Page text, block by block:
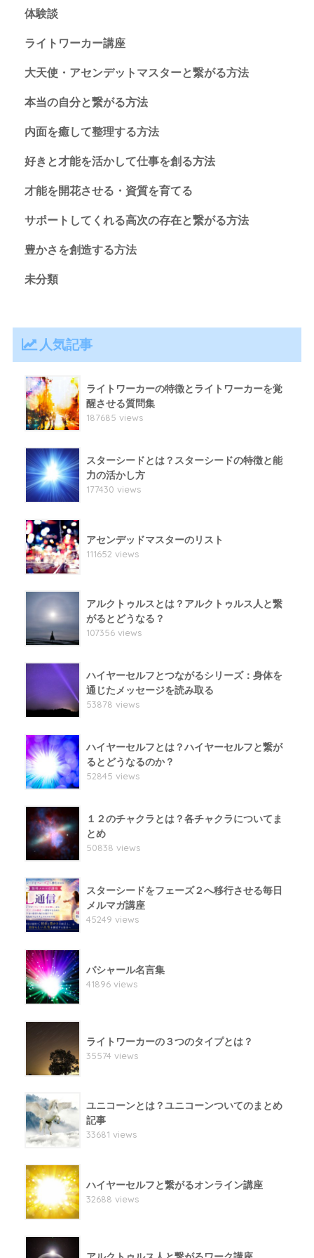
体験談
ライトワーカー講座
大天使・アセンデットマスターと繋がる方法
本当の自分と繋がる方法
内面を癒して整理する方法
好きと才能を活かして仕事を創る方法
才能を開花させる・資質を育てる
サポートしてくれる高次の存在と繋がる方法
豊かさを創造する方法
未分類
人気記事
ライトワーカーの特徴とライトワーカーを覚
醒させる質問集
187685 views
スターシードとは？スターシードの特徴と能
力の活かし方
177430 views
アセンデッドマスターのリスト
111652 views
アルクトゥルスとは？アルクトゥルス人と繋
がるとどうなる？
107356 views
ハイヤーセルフとつながるシリーズ：身体を
通じたメッセージを読み取る
53878 views
ハイヤーセルフとは？ハイヤーセルフと繋が
るとどうなるのか？
52845 views
１２のチャクラとは？各チャクラについてま
とめ
50838 views
スターシードをフェーズ２へ移行させる毎日
メルマガ講座
45249 views
バシャール名言集
41896 views
ライトワーカーの３つのタイプとは？
35574 views
ユニコーンとは？ユニコーンついてのまとめ
記事
33681 views
ハイヤーセルフと繋がるオンライン講座
32688 views